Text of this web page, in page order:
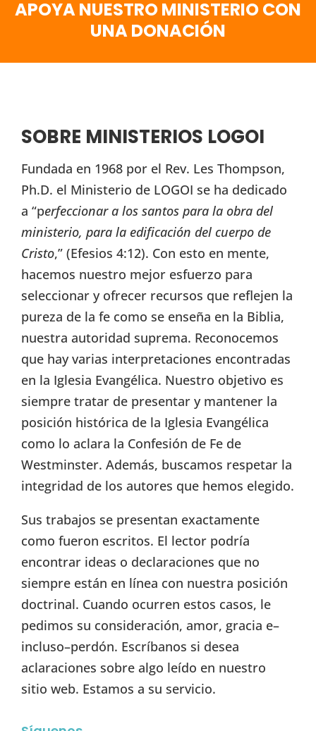
APOYA NUESTRO MINISTERIO CON
UNA DONACIÓN
SOBRE MINISTERIOS LOGOI
Fundada en 1968 por el Rev. Les Thompson,
Ph.D. el Ministerio de LOGOI se ha dedicado
a “perfeccionar a los santos para la obra del
ministerio, para la edificación del cuerpo de
Cristo,” (Efesios 4:12). Con esto en mente,
hacemos nuestro mejor esfuerzo para
seleccionar y ofrecer recursos que reflejen la
pureza de la fe como se enseña en la Biblia,
nuestra autoridad suprema. Reconocemos
que hay varias interpretaciones encontradas
en la Iglesia Evangélica. Nuestro objetivo es
siempre tratar de presentar y mantener la
posición histórica de la Iglesia Evangélica
como lo aclara la Confesión de Fe de
Westminster. Además, buscamos respetar la
integridad de los autores que hemos elegido.
Sus trabajos se presentan exactamente
como fueron escritos. El lector podría
encontrar ideas o declaraciones que no
siempre están en línea con nuestra posición
doctrinal. Cuando ocurren estos casos, le
pedimos su consideración, amor, gracia e–
incluso–perdón. Escríbanos si desea
aclaraciones sobre algo leído en nuestro
sitio web. Estamos a su servicio.